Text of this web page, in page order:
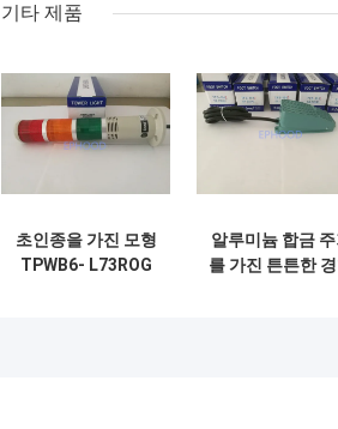
기타 제품
초인종을 가진 모형
TPWB6- L73ROG
알루미늄 합금 주
를 가진 튼튼한